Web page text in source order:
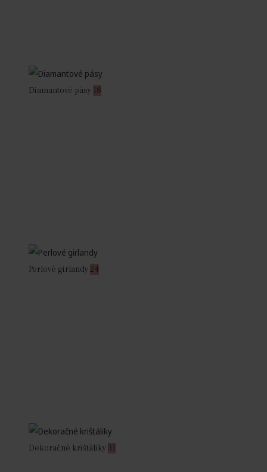
Diamantové pásy 18
Perlové girlandy24
Dekoračné krištáliky 31